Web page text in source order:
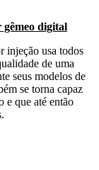
gêmeo digital
injeção usa todos
de uma
seus modelos de
se torna capaz
e que até então